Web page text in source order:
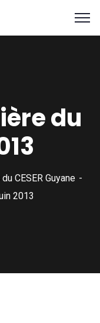
du
CESER Guyane
2013